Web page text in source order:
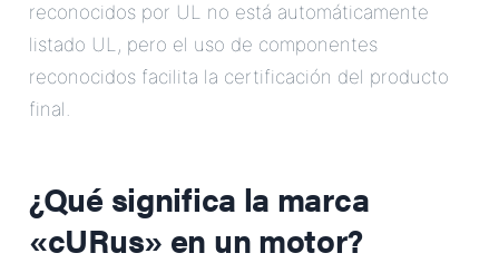
reconocidos por UL no está automáticamente
listado UL, pero el uso de componentes
reconocidos facilita la certificación del producto
final.
¿Qué significa la marca
«cURus» en un motor?